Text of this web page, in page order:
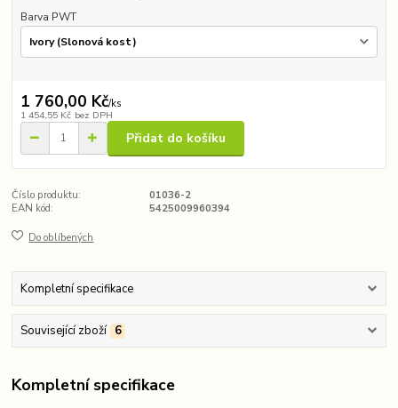
Barva PWT
1 760,00 Kč/ks
1 454,55 Kč bez DPH
Přidat do košíku
Číslo produktu:
01036-2
EAN kód:
5425009960394
Do oblíbených
Kompletní specifikace
Související zboží 6
Kompletní specifikace